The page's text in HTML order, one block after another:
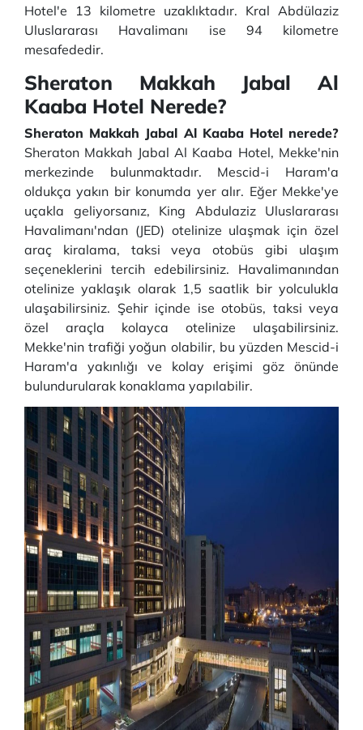
Hotel'e 13 kilometre uzaklıktadır. Kral Abdülaziz
Uluslararası Havalimanı ise 94 kilometre
mesafededir.
Sheraton Makkah Jabal Al
Kaaba Hotel Nerede?
Sheraton Makkah Jabal Al Kaaba Hotel nerede?
Sheraton Makkah Jabal Al Kaaba Hotel, Mekke'nin
merkezinde bulunmaktadır. Mescid-i Haram'a
oldukça yakın bir konumda yer alır. Eğer Mekke'ye
uçakla geliyorsanız, King Abdulaziz Uluslararası
Havalimanı'ndan (JED) otelinize ulaşmak için özel
araç kiralama, taksi veya otobüs gibi ulaşım
seçeneklerini tercih edebilirsiniz. Havalimanından
otelinize yaklaşık olarak 1,5 saatlik bir yolculukla
ulaşabilirsiniz. Şehir içinde ise otobüs, taksi veya
özel araçla kolayca otelinize ulaşabilirsiniz.
Mekke'nin trafiği yoğun olabilir, bu yüzden Mescid-i
Haram'a yakınlığı ve kolay erişimi göz önünde
bulundurularak konaklama yapılabilir.